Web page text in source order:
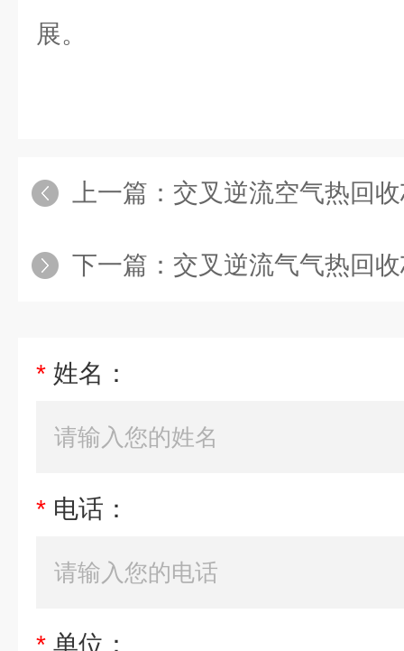
展。
上一篇： 交叉逆流空气热回
下一篇： 交叉逆流气气热回
* 姓名：
* 电话：
* 单位：